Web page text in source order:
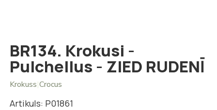
BR134. Krokusi -
Pulchellus - ZIED RUDENĪ
Krokuss|Crocus
Artikuls: P01861